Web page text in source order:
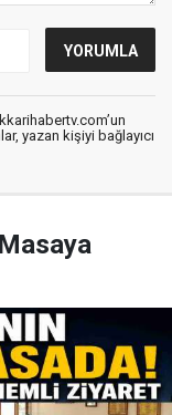
yazan kişiyi bağlayıcı